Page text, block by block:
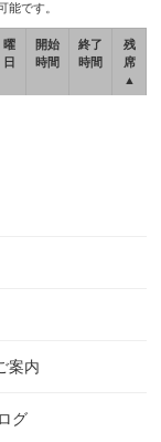
能です。
曜
日
開始
時間
終了
時間
残
席
▲
案内
グ